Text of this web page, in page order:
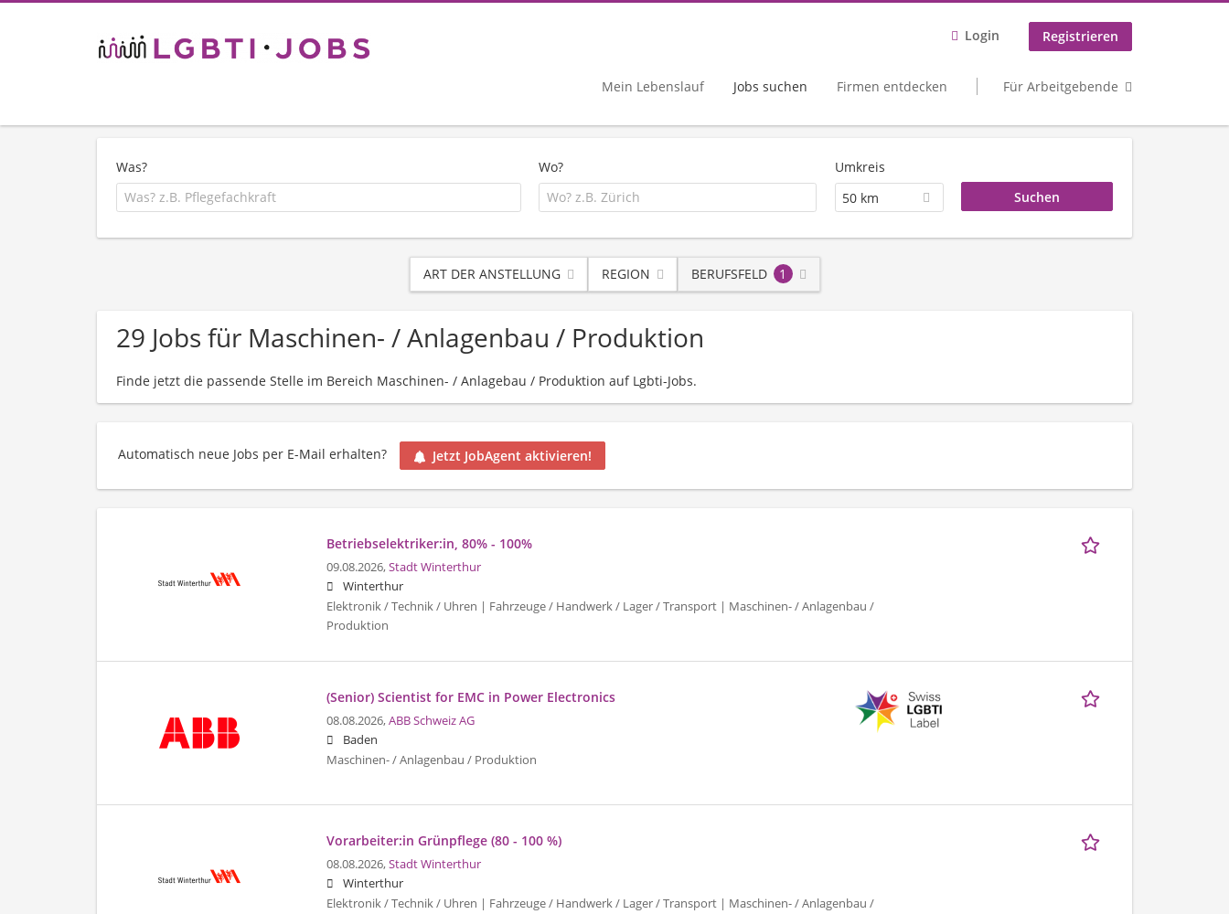
Login Registrieren
Mein Lebenslauf Jobs suchen Firmen entdecken Für Arbeitgebende
Was? Wo?
Umkreis
50 km
ART DER ANSTELLUNG REGION BERUFSFELD 1
29 Jobs für Maschinen- / Anlagenbau / Produktion
Finde jetzt die passende Stelle im Bereich Maschinen- / Anlagebau / Produktion auf Lgbti-Jobs.
Automatisch neue Jobs per E-Mail erhalten? Jetzt JobAgent aktivieren!
Betriebselektriker:in, 80% - 100%
09.08.2026,Stadt Winterthur
Winterthur
Elektronik / Technik / Uhren | Fahrzeuge / Handwerk / Lager / Transport | Maschinen- / Anlagenbau /
Produktion
(Senior) Scientist for EMC in Power Electronics
08.08.2026,ABB Schweiz AG
Baden
Maschinen- / Anlagenbau / Produktion
Vorarbeiter:in Grünpflege (80 - 100 %)
08.08.2026,Stadt Winterthur
Winterthur
Elektronik / Technik / Uhren | Fahrzeuge / Handwerk / Lager / Transport | Maschinen- / Anlagenbau /